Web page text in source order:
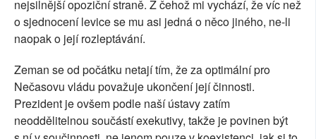
nejsilnější opoziční straně. Z čehož mi vychází, že víc než
o sjednocení levice se mu asi jedná o něco jiného, ne-li
naopak o její rozleptávání.
Zeman se od počátku netají tím, že za optimální pro
Nečasovu vládu považuje ukončení její činnosti.
Prezident je ovšem podle naší ústavy zatím
neoddělitelnou součástí exekutivy, takže je povinen být